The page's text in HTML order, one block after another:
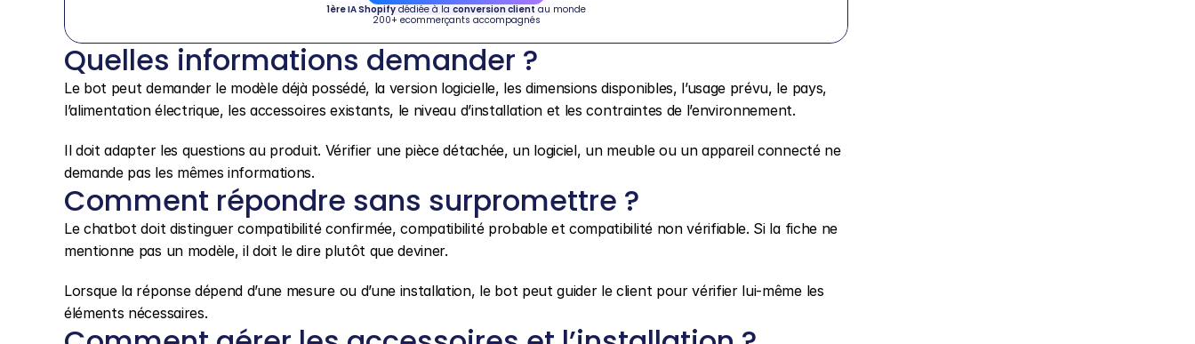
1ère IA Shopify dédiée à la conversion client au monde
200+ ecommerçants accompagnés
Quelles informations demander ?
Le bot peut demander le modèle déjà possédé, la version logicielle, les dimensions disponibles, l’usage prévu, le pays,
l’alimentation électrique, les accessoires existants, le niveau d’installation et les contraintes de l’environnement.
Il doit adapter les questions au produit. Vérifier une pièce détachée, un logiciel, un meuble ou un appareil connecté ne
demande pas les mêmes informations.
Comment répondre sans surpromettre ?
Le chatbot doit distinguer compatibilité confirmée, compatibilité probable et compatibilité non vérifiable. Si la fiche ne
mentionne pas un modèle, il doit le dire plutôt que deviner.
Lorsque la réponse dépend d’une mesure ou d’une installation, le bot peut guider le client pour vérifier lui-même les
éléments nécessaires.